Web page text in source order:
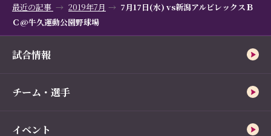
最近の記事 2019年7月
7月17日(水) vs新潟アルビレックスＢ
Ｃ@牛久運動公園野球場
試合情報
チーム・選手
イベント